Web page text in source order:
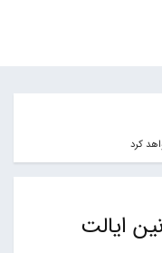
کرد
ایالت